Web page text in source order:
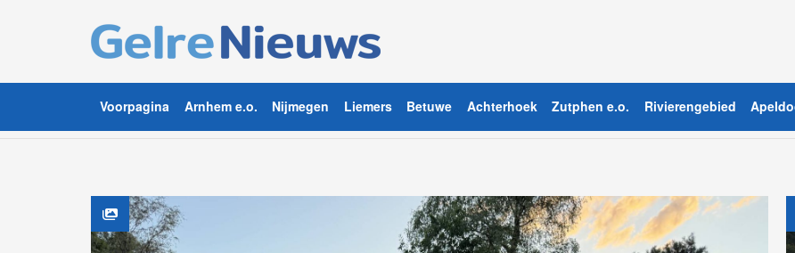
Voorpagina Arnhem e.o. Nijmegen Liemers Betuwe Achterhoek Zutphen e.o. Rivierengebied